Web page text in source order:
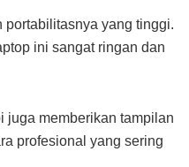
portabilitasnya yang tinggi.
ini sangat ringan dan
juga memberikan tampilan
profesional yang sering